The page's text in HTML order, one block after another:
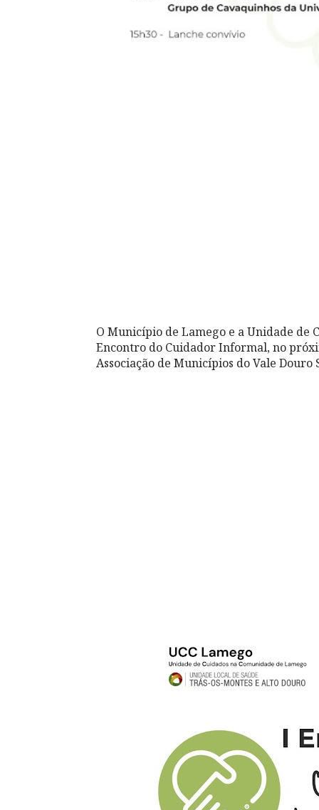
O Município de Lamego e a Unidade de
Encontro do Cuidador Informal, no
Associação de Municípios do Vale Douro